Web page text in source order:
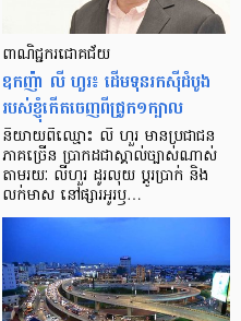
ពាណិជ្ជករជោគជ័យ
ឧកញ៉ា លី ហួរ៖ ដើមទុនរកស៊ីដំបូង
របស់ខ្ញុំកើតចេញពីជ្រូក១ក្បាល
និយាយ​ពី​ឈ្មោះ លី ហួរ មាន​ប្រជាជន​
ភាគ​ច្រើន ប្រាកដ​ជា​ស្គាល់​ច្បាស់​ណាស់
តាមរយៈ លីហួរ ដូរ​លុយ ប្តូរ​បា្រក់ និង​
លក់​មាស នៅ​ផ្សារ​អូរ​ឫ…